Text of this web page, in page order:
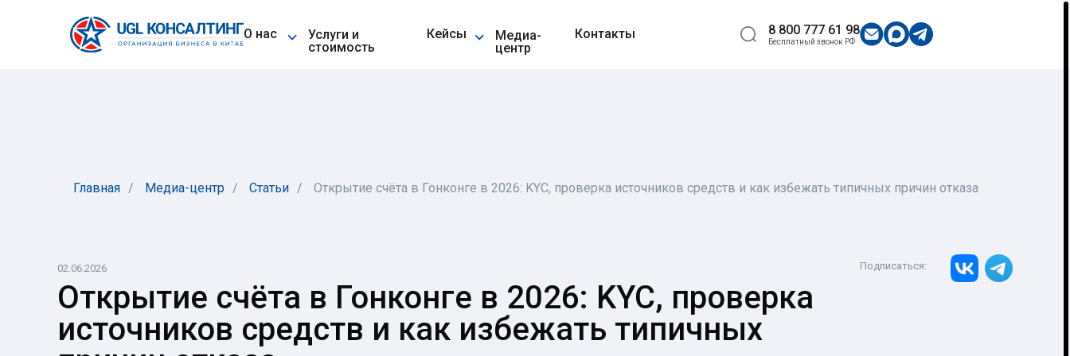
О нас
Услуги и
стоимость
⌵ Кейсы
Медиа-
центр
⌵ Контакты 8 800 777 61 98
Бесплатный звонок РФ
Главная / Медиа-центр / Статьи / Открытие счёта в Гонконге в 2026: KYC, проверка источников средств и как избежать типичных причин отказа
02.06.2026 Подписаться:
Открытие счёта в Гонконге в 2026: KYC, проверка
источников средств и как избежать типичных